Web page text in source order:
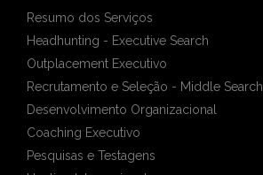
Resumo dos Serviços
Headhunting - Executive Search
Outplacement Executivo
Recrutamento e Seleção - Middle Search
Desenvolvimento Organizacional
Coaching Executivo
Pesquisas e Testagens